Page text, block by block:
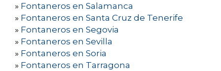
» Fontaneros en Salamanca
» Fontaneros en Santa Cruz de Tenerife
» Fontaneros en Segovia
» Fontaneros en Sevilla
» Fontaneros en Soria
» Fontaneros en Tarragona